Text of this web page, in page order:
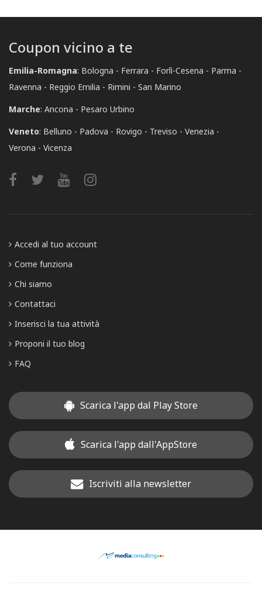
Coupon vicino a te
Emilia-Romagna: Bologna Ferrara Forlì-Cesena
Parma
Ravenna
Reggio Emilia Rimini
San Marino
Marche: Ancona
Pesaro Urbino
Veneto: Belluno Padova Rovigo Treviso
Venezia
Verona
Vicenza
Accedi al tuo account
Come funziona
Chi siamo
Contattaci
Inserisci la tua attività
Proponi il tuo blog
FAQ
Scarica l'app dal Play Store
Scarica l'app dall'AppStore
Iscriviti alla newsletter